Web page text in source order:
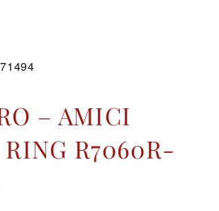
– AMICI
RING R7060R-